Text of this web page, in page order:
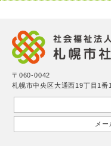
〒060-0042
札幌市中央区大通西19丁目1
メ